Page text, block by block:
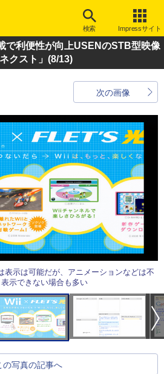
検索 Impressサイト
で利便性が向上USENのSTB型映像
クスト」 (8/13)
次の画像
表示は可能だが、アニメーションなどは不
示できない場合も多い
の写真の記事へ